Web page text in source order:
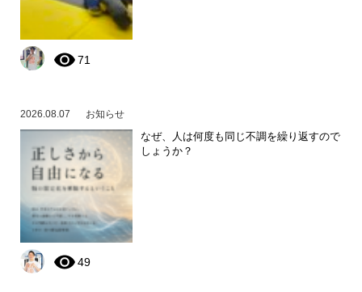
71
2026.08.07 お知らせ
なぜ、人は何度も同じ不調を繰り返すので
しょうか？
49